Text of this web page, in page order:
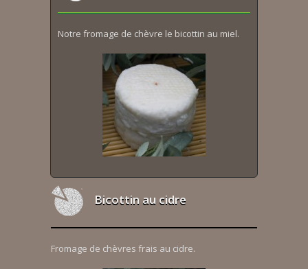
Notre fromage de chèvre le bicottin au miel.
Bicottin au cidre
Fromage de chèvres frais au cidre.